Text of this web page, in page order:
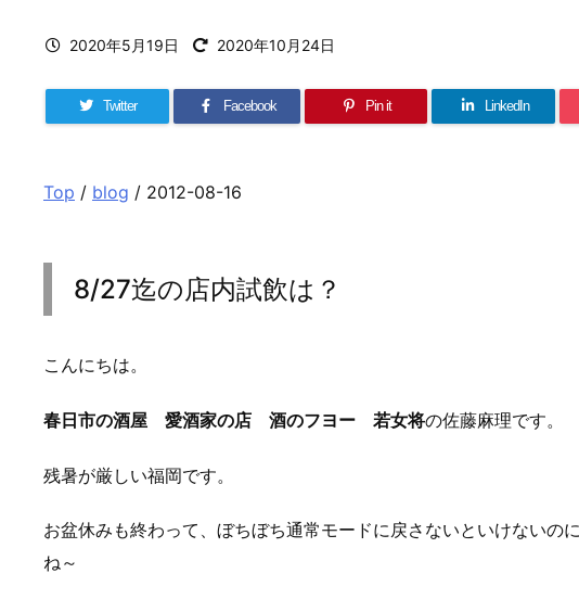
2020年5月19日 2020年10月24日
Twitter Facebook Pin it LinkedIn
Top / blog / 2012-08-16
8/27迄の店内試飲は？
こんにちは。
春日市の酒屋 愛酒家の店 酒のフヨー 若女将の佐藤麻理です。
残暑が厳しい福岡です。
お盆休みも終わって、ぼちぼち通常モードに戻さないといけないの
ね～